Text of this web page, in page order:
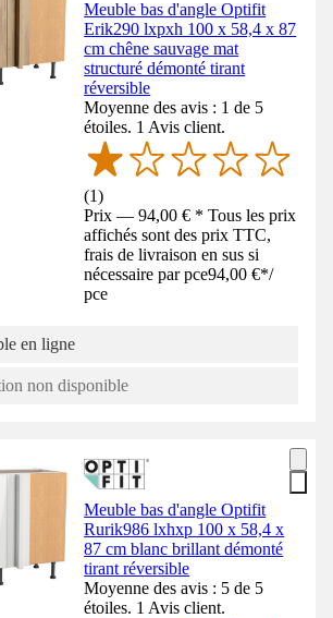
Meuble bas d'angle Optifit
Erik290 lxpxh 100 x 58,4 x 87
cm chêne sauvage mat
structuré démonté tirant
réversible
Moyenne des avis : 1 de 5
étoiles. 1 Avis client.
(1)
Prix — 94,00 € * Tous les prix
affichés sont des prix TTC,
frais de livraison en sus si
nécessaire par pce94,00 €*/
pce
en ligne
non disponible
Meuble bas d'angle Optifit
Rurik986 lxhxp 100 x 58,4 x
87 cm blanc brillant démonté
tirant réversible
Moyenne des avis : 5 de 5
étoiles. 1 Avis client.